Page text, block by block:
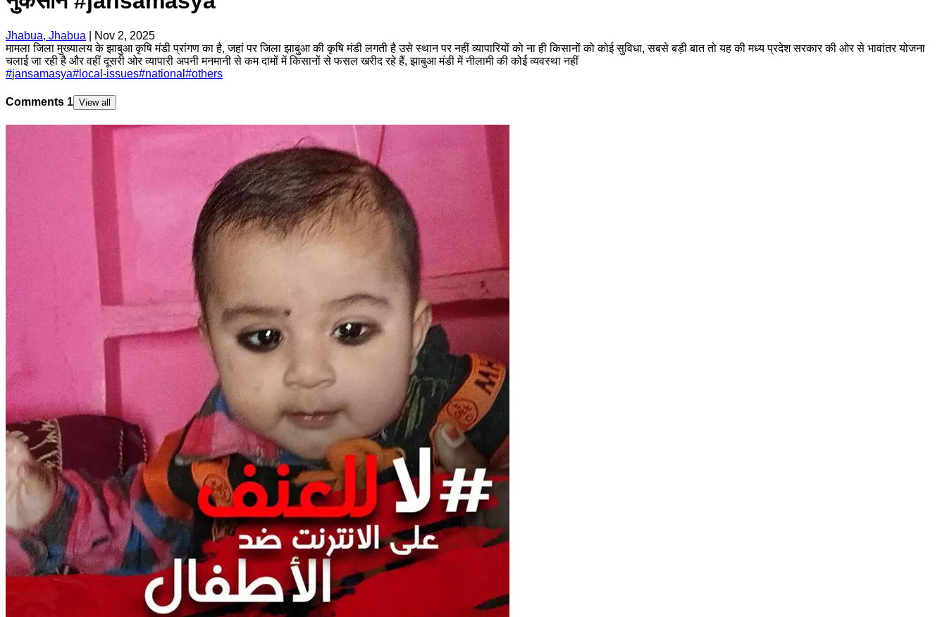
Jhabua, Jhabua
Nov 2, 2025
मामला जिला मुख्यालय के झाबुआ कृषि मंडी प्रांगण का है, जहां पर जिला झाबुआ की कृषि मंडी लगती है उसे स्थान पर नहीं व्यापारियों को ना ही किसानों को कोई सुविधा, सबसे बड़ी बात तो यह की मध्य प्रदेश सरकार की ओर से भावांतर योजना
चलाई जा रही है और वहीं दूसरी ओर व्यापारी अपनी मनमानी से कम दामों में किसानों से फसल खरीद रहे हैं, झाबुआ मंडी में नीलामी की कोई व्यवस्था नहीं
#jansamasya# local-issues#national #others
Comments 1 View all